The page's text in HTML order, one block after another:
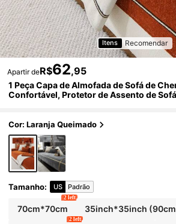
Itens Recomendar
Apartir deR$62,95
1 Peça Capa de Almofada de Sofá de
Confortável, Protetor de Assento de Sofá
vel, Macio e Resistente a Desbotamento,
uado para Animais de Estimação,
ara Quarto, Escritório, Sala de Estar, Sofá
L e Sofá de 1/2/3/4 Lugares
Cor: Laranja Queimado
Tamanho: US Padrão
70cm*70cm
2 left
35inch*35inch
2 left